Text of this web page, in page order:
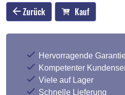
Zurück Kauf
Hervorragende
Kompetenter
Viele auf Lager
Schnelle Lieferung